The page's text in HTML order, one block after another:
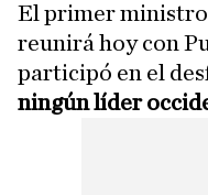
El primer ministro
reunirá hoy con
participó en el
ningún líder